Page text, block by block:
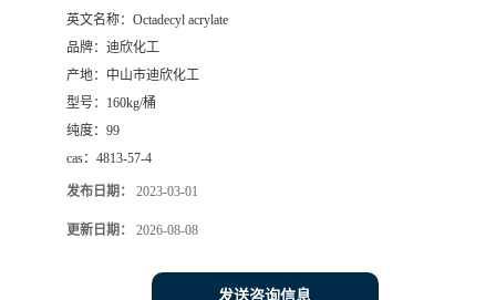
英文名称： Octadecyl acrylate
品牌： 迪欣化工
产地： 中山市迪欣化工
型号： 160kg/桶
纯度： 99
cas： 4813-57-4
发布日期： 2023-03-01
更新日期： 2026-08-08
发送咨询信息